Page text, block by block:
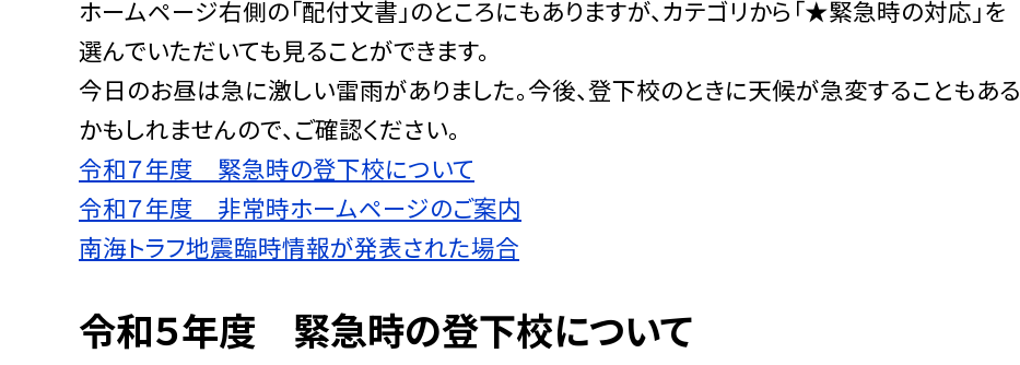
ホームページ右側の「配付文書」のところにもありますが、カテゴリから「★緊急時の対応」を
選んでいただいても見ることができます。
今日のお昼は急に激しい雷雨がありました。今後、登下校のときに天候が急変することもある
かもしれませんので、ご確認ください。
令和７年度 緊急時の登下校について
令和７年度 非常時ホームページのご案内
南海トラフ地震臨時情報が発表された場合
令和５年度 緊急時の登下校について